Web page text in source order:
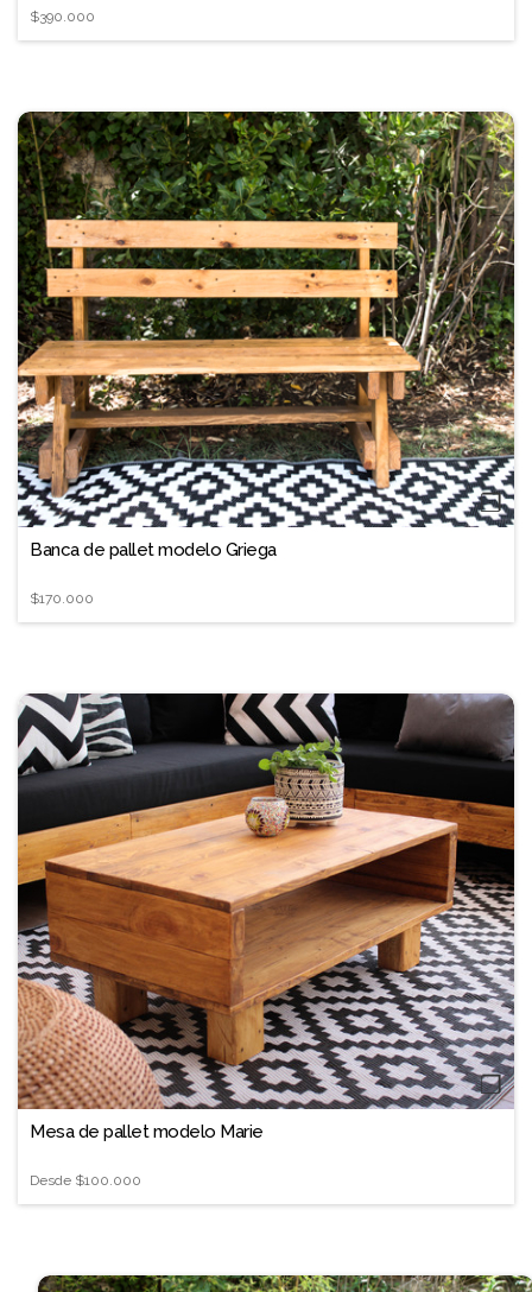
$390.000
❐
Banca de pallet modelo Griega
$170.000
❐
Mesa de pallet modelo Marie
Desde $100.000